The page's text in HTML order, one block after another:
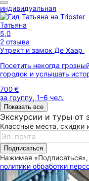
индивидуальная
Татьяна
5,0
2 отзыва
Утрехт и замок Де Хаар
Посетить некогда
городок и услышать
700 €
за группу, 1–6 чел.
Показать все
Экскурсии и туры от
Классные места, скидки
Подписаться
Нажимая
политики обработки